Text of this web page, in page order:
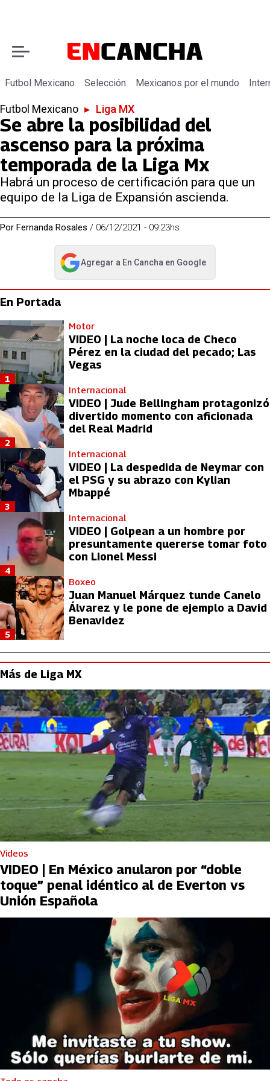
Futbol Mexicano Selección Mexicanos por el mundo
Futbol Mexicano ▸ Liga MX
Se abre la posibilidad del
ascenso para la próxima
temporada de la Liga Mx
Habrá un proceso de certificación para que un
equipo de la Liga de Expansión ascienda.
Por Fernanda Rosales / 06/12/2021 - 09:23hs
Agregar a En Cancha en Google
abre en nueva pestaña
En Portada
Motor
VIDEO | La noche loca de Checo
Pérez en la ciudad del pecado; Las
Vegas
1
Internacional
VIDEO | Jude Bellingham protagonizó
divertido momento con aficionada
del Real Madrid
2
Internacional
VIDEO | La despedida de Neymar con
el PSG y su abrazo con Kylian
Mbappé
3
Internacional
VIDEO | Golpean a un hombre por
presuntamente quererse tomar foto
con Lionel Messi
4
Boxeo
Juan Manuel Márquez tunde Canelo
Álvarez y le pone de ejemplo a David
Benavidez
5
Más de Liga MX
Videos
VIDEO | En México anularon por “doble
toque” penal idéntico al de Everton vs
Unión Española